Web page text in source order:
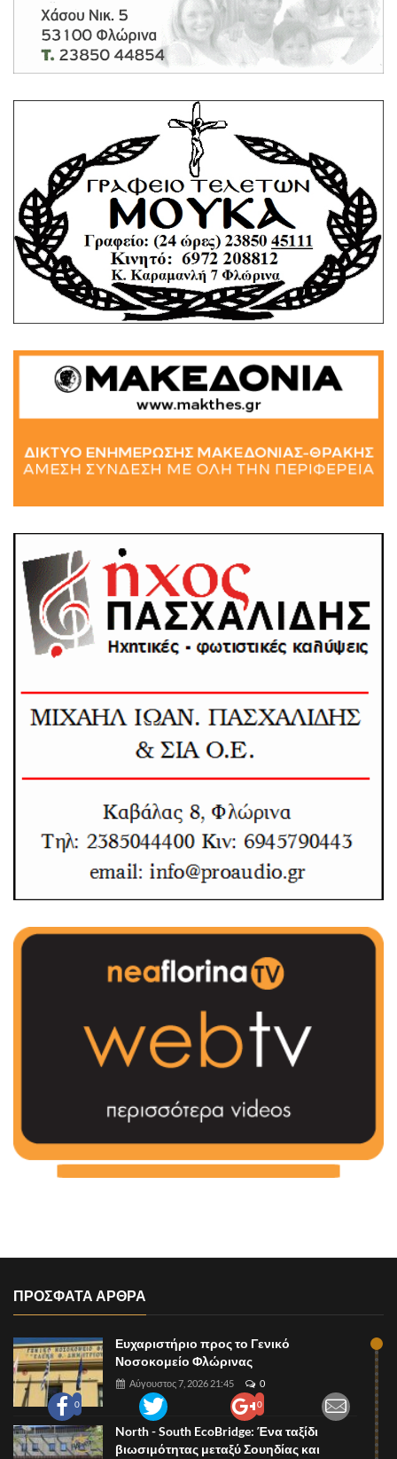
0 0
ΠΡΟΣΦΑΤΑ ΑΡΘΡΑ
Ευχαριστήριο προς το Γενικό
Νοσοκομείο Φλώρινας
Αύγουστος 7, 2026 21:45 0
North - South EcoBridge: Ένα ταξίδι
βιωσιμότητας μεταξύ Σουηδίας και